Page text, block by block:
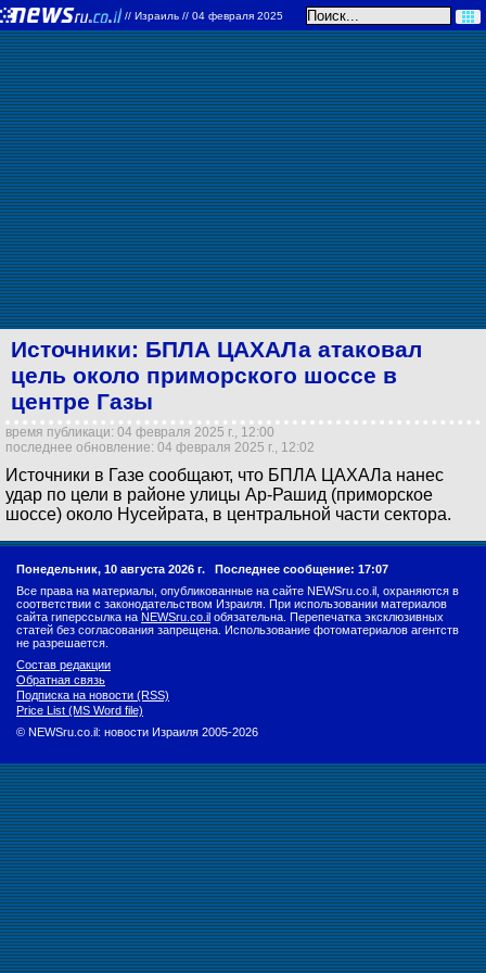
// Израиль // 04 февраля 2025
Источники: БПЛА ЦАХАЛа атаковал
цель около приморского шоссе в
центре Газы
время публикаци: 04 февраля 2025 г., 12:00
последнее обновление: 04 февраля 2025 г., 12:02
Источники в Газе сообщают, что БПЛА ЦАХАЛа нанес
удар по цели в районе улицы Ар-Рашид (приморское
шоссе) около Нусейрата, в центральной части сектора.
Понедельник, 10 августа 2026 г. Последнее сообщение: 17:07
Все права на материалы, опубликованные на сайте NEWSru.co.il, охраняются в
соответствии с законодательством Израиля. При использовании материалов
сайта гиперссылка на NEWSru.co.il обязательна. Перепечатка эксклюзивных
статей без согласования запрещена. Использование фотоматериалов агентств
не разрешается.
Состав редакции
Обратная связь
Подписка на новости (RSS)
Price List (MS Word file)
© NEWSru.co.il: новости Израиля 2005-2026